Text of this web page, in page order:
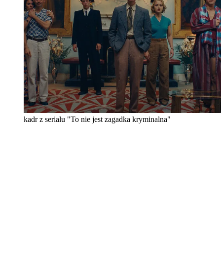
kadr z serialu "To nie jest zagadka kryminalna"